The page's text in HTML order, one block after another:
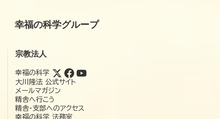
幸福の科学グループ
宗教法人
幸福の科学
大川隆法 公式サイト
メールマガジン
精舎へ行こう
精舎・支部へのアクセス
幸福の科学 法務室